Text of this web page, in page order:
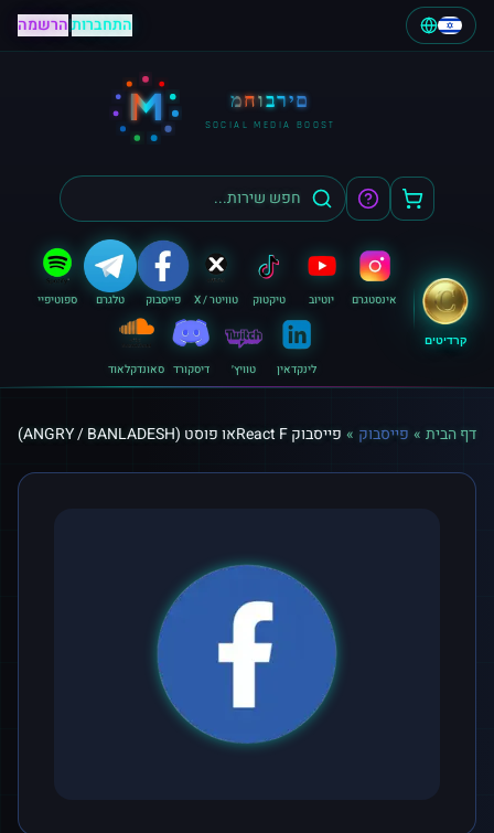
התחברות|הרשמה
M מחוברים
SOCIAL MEDIA BOOST
קרדיטים
אינסטגרם יוטיוב טיקטוק טוויטר / X פייסבוק טלגרם ספוטיפיי
לינקדאין טוויץ׳ דיסקורד סאונדקלאוד
דף הבית » פייסבוק » פייסבוק React Fאו פוסט (ANGRY / BANLADESH)